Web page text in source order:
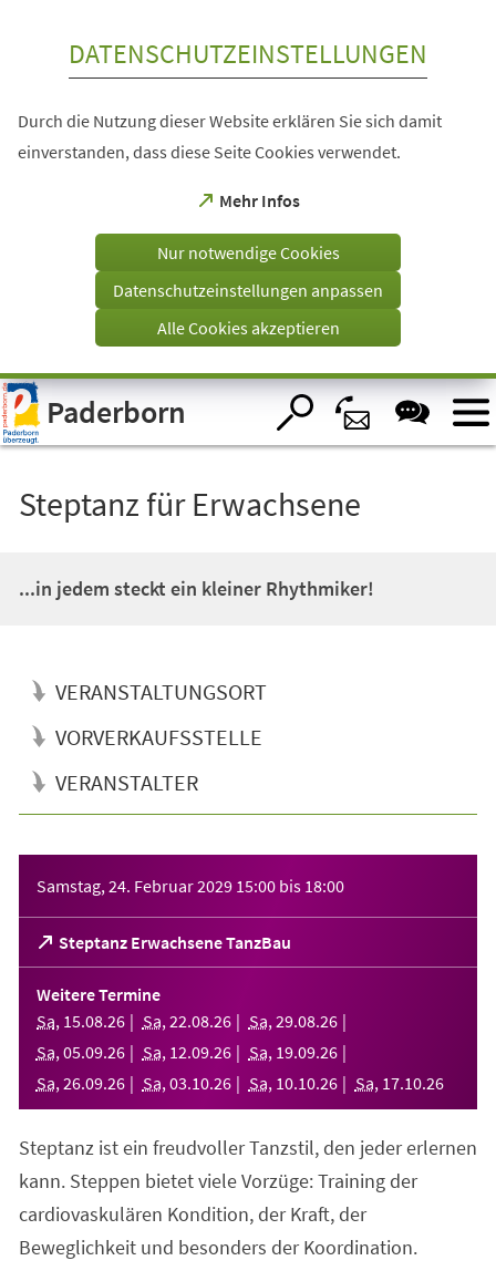
Visuelle
Assistenzsoftware
öffnen.
DATENSCHUTZEINSTELLUNGEN
Durch die Nutzung dieser Website erklären Sie sich damit
einverstanden, dass diese Seite Cookies verwendet.
Mehr Infos
(Öffnet
einem
Tab)
Nur notwendige Cookies
Datenschutzeinstellungen anpassen
Alle Cookies akzeptieren
Paderborn
Steptanz für Erwachsene
...in jedem steckt ein kleiner Rhythmiker!
VERANSTALTUNGSORT
VORVERKAUFSSTELLE
VERANSTALTER
Samstag, 24. Februar 2029 15:00 bis 18:00
Steptanz Erwachsene TanzBau
(Öffnet
in
einem
neuen
Tab)
Weitere Termine
Sa, 15.08.26 Sa, 22.08.26 Sa, 29.08.26
Sa, 05.09.26 Sa, 12.09.26 Sa, 19.09.26
Sa, 26.09.26 Sa, 03.10.26 Sa, 10.10.26 Sa, 17.10.26
Steptanz ist ein freudvoller Tanzstil, den jeder erlernen
kann. Steppen bietet viele Vorzüge: Training der
cardiovaskulären Kondition, der Kraft, der
Beweglichkeit und besonders der Koordination.